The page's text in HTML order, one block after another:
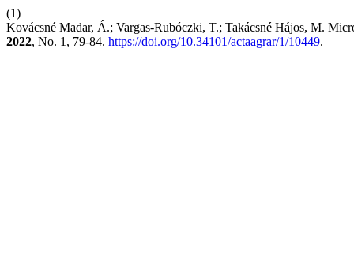
(1)
Kovácsné Madar, Á.; Vargas-Rubóczki, T.; Takácsné Hájos, M.
2022, No. 1, 79-84. https://doi.org/10.34101/actaagrar/1/10449.